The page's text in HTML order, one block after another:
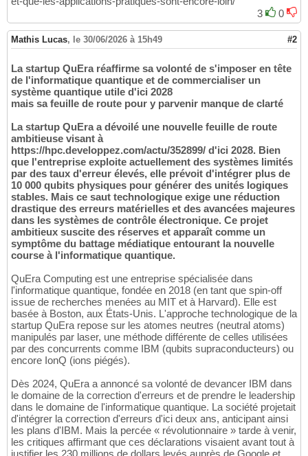
3
0
Mathis Lucas, le 30/06/2026 à 15h49 #2
La startup QuEra réaffirme sa volonté de s'imposer en tête
de l'informatique quantique et de commercialiser un
système quantique utile d'ici 2028
mais sa feuille de route pour y parvenir manque de clarté
La startup QuEra a dévoilé une nouvelle feuille de route
ambitieuse visant à
https://hpc.developpez.com/actu/352899/ d'ici 2028. Bien
que l'entreprise exploite actuellement des systèmes limités
par des taux d'erreur élevés, elle prévoit d'intégrer plus de
10 000 qubits physiques pour générer des unités logiques
stables. Mais ce saut technologique exige une réduction
drastique des erreurs matérielles et des avancées majeures
dans les systèmes de contrôle électronique. Ce projet
ambitieux suscite des réserves et apparaît comme un
symptôme du battage médiatique entourant la nouvelle
course à l'informatique quantique.
QuEra Computing est une entreprise spécialisée dans
l'informatique quantique, fondée en 2018 (en tant que spin-off
issue de recherches menées au MIT et à Harvard). Elle est
basée à Boston, aux États-Unis. L'approche technologique de la
startup QuEra repose sur les atomes neutres (neutral atoms)
manipulés par laser, une méthode différente de celles utilisées
par des concurrents comme IBM (qubits supraconducteurs) ou
encore IonQ (ions piégés).
Dès 2024, QuEra a annoncé sa volonté de devancer IBM dans
le domaine de la correction d'erreurs et de prendre le leadership
dans le domaine de l'informatique quantique. La société projetait
d'intégrer la correction d'erreurs d'ici deux ans, anticipant ainsi
les plans d'IBM. Mais la percée « révolutionnaire » tarde à venir,
les critiques affirmant que ces déclarations visaient avant tout à